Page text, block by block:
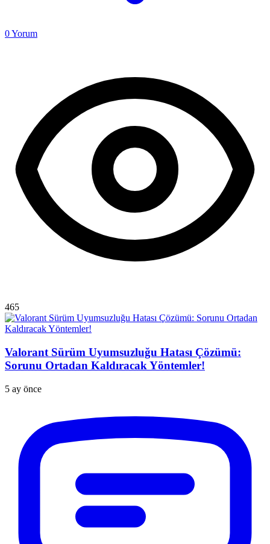
0Yorum
465
Valorant Sürüm Uyumsuzluğu Hatası Çözümü:
Sorunu Ortadan Kaldıracak Yöntemler!
5 ay önce